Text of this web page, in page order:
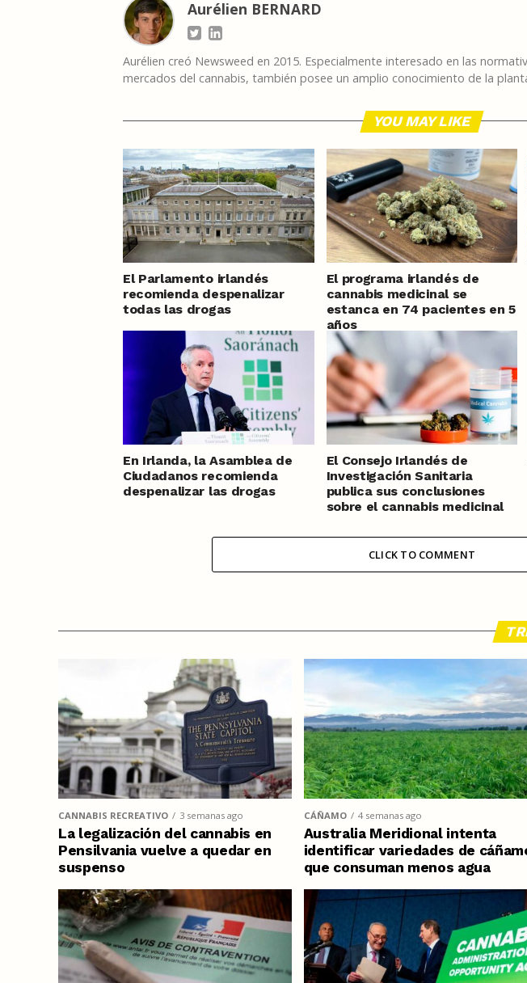
Aurélien BERNARD
Aurélien creó Newsweed en 2015. Especialmente interesado en las
mercados del cannabis, también posee un amplio conocimiento de la
YOU MAY LIKE
El Parlamento irlandés
recomienda despenalizar
todas las drogas
El programa irlandés de
cannabis medicinal se
estanca en 74 pacientes en 5
años
En Irlanda, la Asamblea de
Ciudadanos recomienda
despenalizar las drogas
El Consejo Irlandés de
Investigación Sanitaria
publica sus conclusiones
sobre el cannabis medicinal
CLICK TO COMMENT
CANNABIS RECREATIVO 3 semanas ago
La legalización del cannabis en
Pensilvania vuelve a quedar en
suspenso
CÁÑAMO 4 semanas ago
Australia Meridional intenta
identificar variedades de
que consuman menos agua